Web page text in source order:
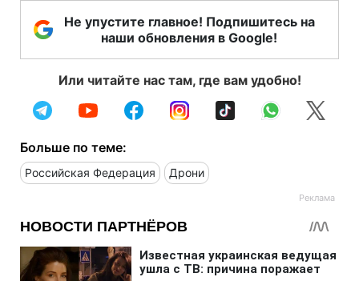
Не упустите главное! Подпишитесь на
наши обновления в Google!
Или читайте нас там, где вам удобно!
Больше по теме:
Российская Федерация Дрони